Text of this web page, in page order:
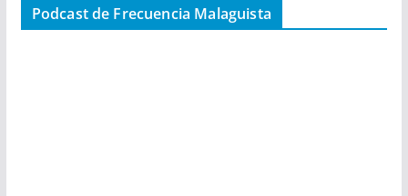
Podcast de Frecuencia Malaguista